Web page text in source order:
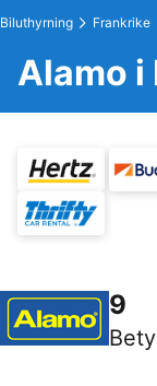
Biluthyrning Frankrike
Alamo i
9